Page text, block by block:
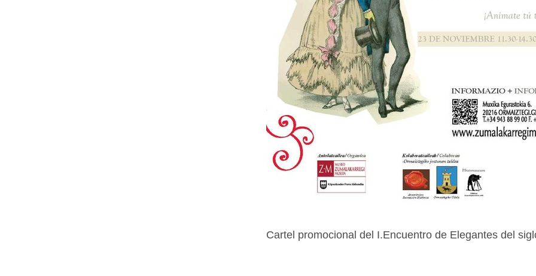
Cartel promocional del I.Encuentro de Elegantes del